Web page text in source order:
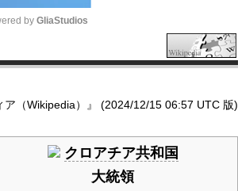
M
t
by GliaStudios
（Wikipedia）』 (2024/12/15 06:57 UTC 版)
クロアチア共和国
大統領